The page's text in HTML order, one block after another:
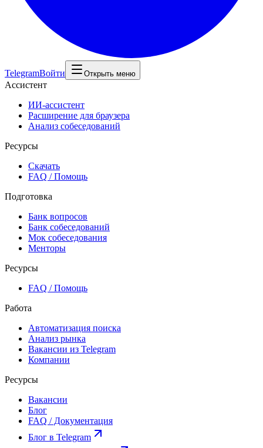
TelegramВойти Открыть меню
Ассистент
ИИ-ассистент
Расширение для браузера
Анализ собеседований
Ресурсы
Скачать
FAQ / Помощь
Подготовка
Банк вопросов
Банк собеседований
Мок собеседования
Менторы
Ресурсы
FAQ / Помощь
Работа
Автоматизация поиска
Анализ рынка
Вакансии из Telegram
Компании
Ресурсы
Вакансии
Блог
FAQ / Документация
Блог в Telegram